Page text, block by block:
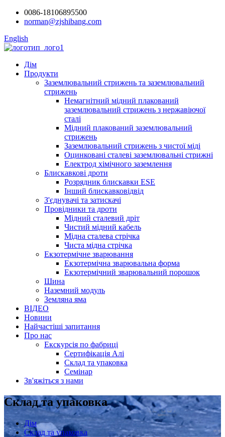
0086-18106895500
norman@zjshibang.com
English
Дім
Продукти
Заземлювальний стрижень та заземлювальний
стрижень
Немагнітний мідний плакований
заземлювальний стрижень з нержавіючої
сталі
Мідний плакований заземлювальний
стрижень
Заземлювальний стрижень з чистої міді
Оцинковані сталеві заземлювальні стрижні
Електрод хімічного заземлення
Блискавкові дроти
Розрядник блискавки ESE
Інший блискавковідвід
З'єднувачі та затискачі
Провідники та дроти
Мідний сталевий дріт
Чистий мідний кабель
Мідна сталева стрічка
Чиста мідна стрічка
Екзотермічне зварювання
Екзотермічна зварювальна форма
Екзотермічний зварювальний порошок
Шина
Наземний модуль
Земляна яма
ВІДЕО
Новини
Найчастіші запитання
Про нас
Екскурсія по фабриці
Сертифікація Алі
Склад та упаковка
Семінар
Зв'яжіться з нами
Склад та упаковка
Дім
Склад та упаковка